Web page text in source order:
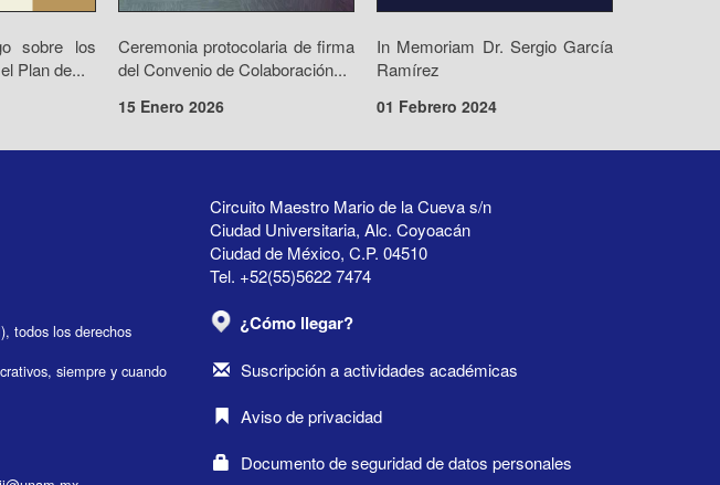
sobre los
Plan de...
Ceremonia protocolaria de firma
del Convenio de Colaboración...
15 Enero 2026
In Memoriam Dr. Sergio García
Ramírez
01 Febrero 2024
Circuito Maestro Mario de la Cueva s/n
Ciudad Universitaria, Alc. Coyoacán
Ciudad de México, C.P. 04510
Tel. +52(55)5622 7474
¿Cómo llegar?
Suscripción a actividades académicas
Aviso de privacidad
Documento de seguridad de datos personales
todos los derechos
siempre y cuando